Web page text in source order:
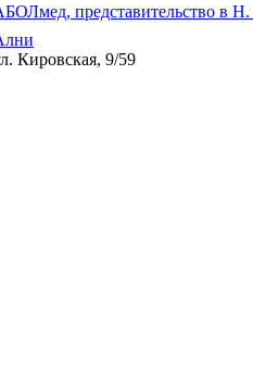
представительство в
Кировская, 9/59